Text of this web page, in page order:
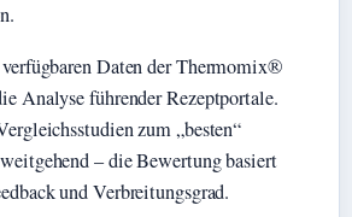
Daten der Thermomix®
Analyse führender Rezeptportale.
zum „besten“
– die Bewertung basiert
und Verbreitungsgrad.